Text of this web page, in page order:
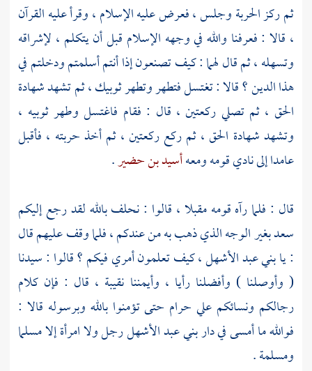
ثم ركز الحربة وجلس ، فعرض عليه الإسلام ، وقرأ عليه القرآن
، قالا : فعرفنا والله في وجهه الإسلام قبل أن يتكلم ، لإشراقه
وتسهله ، ثم قال لهما : كيف تصنعون إذا أنتم أسلمتم ودخلتم في
هذا الدين ؟ قالا : تغتسل فتطهر وتطهر ثوبيك ، ثم تشهد شهادة
الحق ، ثم تصلي ركعتين ، قال : فقام فاغتسل وطهر ثوبيه ،
وتشهد شهادة الحق ، ثم ركع ركعتين ، ثم أخذ حربته ، فأقبل
عامدا إلى نادي قومه ومعهأسيد بن حضير.
قال : فلما رآه قومه مقبلا ، قالوا : نحلف بالله لقد رجع إليكم
سعدبغير الوجه الذي ذهب به من عندكم ، فلما وقف عليهم قال
: يابني عبد الأشهل، كيف تعلمون أمري فيكم ؟ قالوا : سيدنا
( وأوصلنا ) وأفضلنا رأيا ، وأيمننا نقيبة ، قال : فإن كلام
رجالكم ونسائكم علي حرام حتى تؤمنوا بالله وبرسوله قالا :
فوالله ما أمسى في داربني عبد الأشهلرجل ولا امرأة إلا مسلما
ومسلمة .